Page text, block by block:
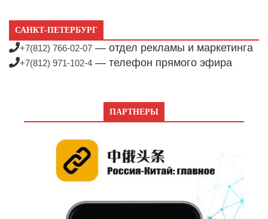
САНКТ-ПЕТЕРБУРГ
+7(812) 766-02-07 — отдел рекламы и маркетинга
+7(812) 971-102-4 — телефон прямого эфира
ПАРТНЕРЫ